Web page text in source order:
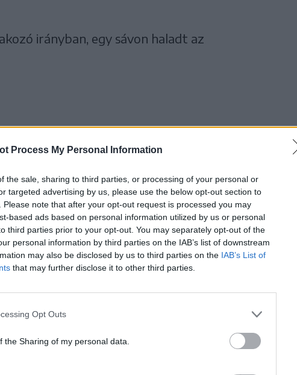
Process My Personal Information
the sale, sharing to third parties, or processing of your personal or
targeted advertising by us, please use the below opt-out section to
Please note that after your opt-out request is processed you may
based ads based on personal information utilized by us or personal
third parties prior to your opt-out. You may separately opt-out of the
personal information by third parties on the IAB’s list of downstream
may also be disclosed by us to third parties on the IAB’s List of
that may further disclose it to other third parties.
Opt Outs
the Sharing of my personal data.
irányban, egy sávon haladt az